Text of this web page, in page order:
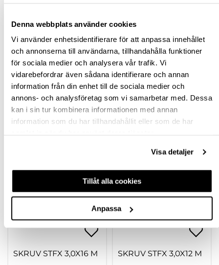
Denna webbplats använder cookies
Vi använder enhetsidentifierare för att anpassa innehållet
och annonserna till användarna, tillhandahålla funktioner
för sociala medier och analysera vår trafik. Vi
vidarebefordrar även sådana identifierare och annan
information från din enhet till de sociala medier och
annons- och analysföretag som vi samarbetar med. Dessa
kan i sin tur kombinera informationen med annan
information som du har tillhandahållit eller som de har
Visa detaljer
Tillåt alla cookies
Anpassa
BESKRIVNING
SPECIFIKATION
FRÅGA OM PRODUKT
RECENSIONER
SKRUV STFX 3,0X16 M SKRUV STFX 3,0X12 M